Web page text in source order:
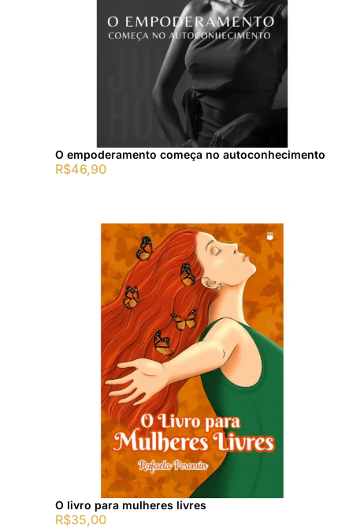
O empoderamento começa no autoconhecimento
R$46,90
O livro para mulheres livres
R$35,00